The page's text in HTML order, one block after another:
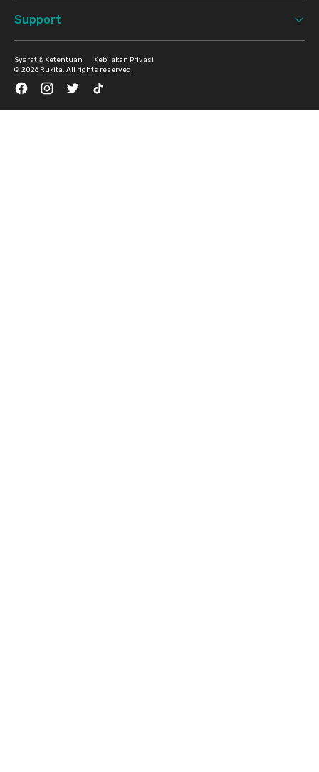
Support
© 2026 Rukita. All rights reserved.
Syarat & Ketentuan Kebijakan Privasi
FacebookInstagramTwitter TikTok